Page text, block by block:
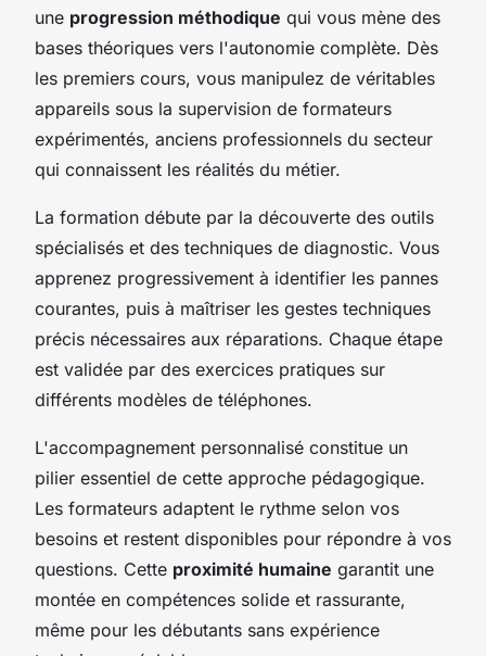
une progression méthodique qui vous mène des
bases théoriques vers l'autonomie complète. Dès
les premiers cours, vous manipulez de véritables
appareils sous la supervision de formateurs
expérimentés, anciens professionnels du secteur
qui connaissent les réalités du métier.
La formation débute par la découverte des outils
spécialisés et des techniques de diagnostic. Vous
apprenez progressivement à identifier les pannes
courantes, puis à maîtriser les gestes techniques
précis nécessaires aux réparations. Chaque étape
est validée par des exercices pratiques sur
différents modèles de téléphones.
L'accompagnement personnalisé constitue un
pilier essentiel de cette approche pédagogique.
Les formateurs adaptent le rythme selon vos
besoins et restent disponibles pour répondre à vos
questions. Cette proximité humaine garantit une
montée en compétences solide et rassurante,
même pour les débutants sans expérience